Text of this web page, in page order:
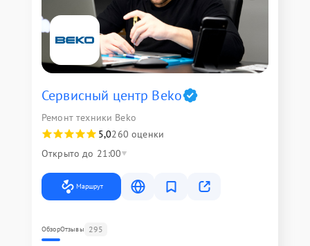
Сервисный центр Beko
Ремонт техники Beko
5,0260 оценки
Открыто до 21:00
Маршрут
ОбзорОтзывы 295